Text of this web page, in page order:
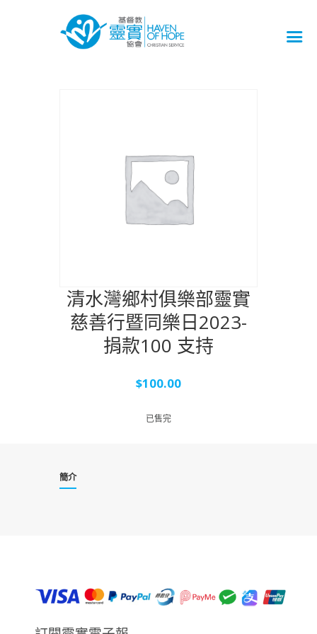
清水灣鄉村俱樂部靈實
慈善行暨同樂日2023-
捐款100 支持
$100.00
已售完
簡介